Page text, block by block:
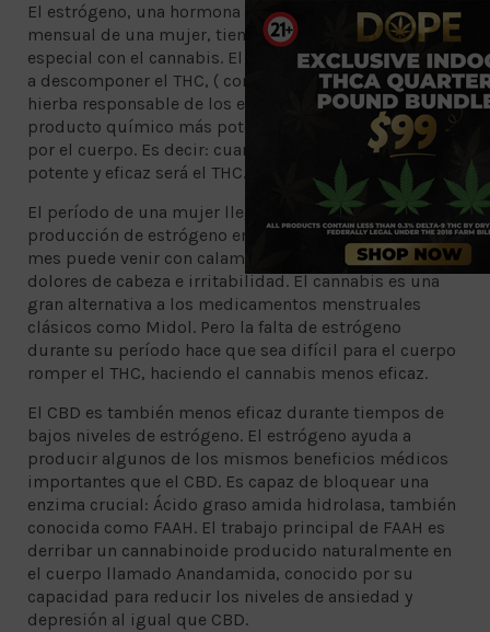
El estrógeno, una hormona que controla el ciclo
mensual de una mujer, tiene una relación muy
especial con el cannabis. El estrógeno ayuda al cuerpo
a descomponer el THC, ( compuesto químico en la
hierba responsable de los efectos psicoactivos), en un
producto químico más potente para ser absorbido
por el cuerpo. Es decir: cuanto más estrógeno, más
potente y eficaz será el THC.
El período de una mujer llega al nivel más bajo de
producción de estrógeno en un ciclo. Esta época del
mes puede venir con calambres, dolor de espalda,
dolores de cabeza e irritabilidad. El cannabis es una
gran alternativa a los medicamentos menstruales
clásicos como Midol. Pero la falta de estrógeno
durante su período hace que sea difícil para el cuerpo
romper el THC, haciendo el cannabis menos eficaz.
El CBD es también menos eficaz durante tiempos de
bajos niveles de estrógeno. El estrógeno ayuda a
producir algunos de los mismos beneficios médicos
importantes que el CBD. Es capaz de bloquear una
enzima crucial: Ácido graso amida hidrolasa, también
conocida como FAAH. El trabajo principal de FAAH es
derribar un cannabinoide producido naturalmente en
el cuerpo llamado Anandamida, conocido por su
capacidad para reducir los niveles de ansiedad y
depresión al igual que CBD.